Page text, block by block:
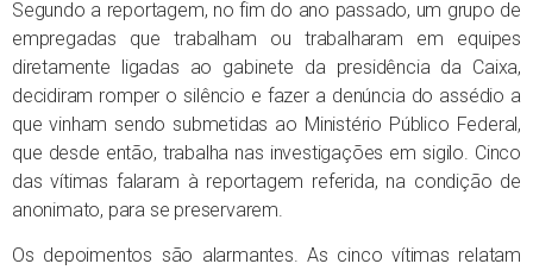
Segundo a reportagem, no fim do ano passado, um grupo de
empregadas que trabalham ou trabalharam em equipes
diretamente ligadas ao gabinete da presidência da Caixa,
decidiram romper o silêncio e fazer a denúncia do assédio a
que vinham sendo submetidas ao Ministério Público Federal,
que desde então, trabalha nas investigações em sigilo. Cinco
das vítimas falaram à reportagem referida, na condição de
anonimato, para se preservarem.
Os depoimentos são alarmantes. As cinco vítimas relatam